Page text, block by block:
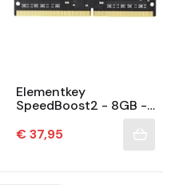
Elementkey
SpeedBoost2 - 8GB -
3200MHz - Extra Snel
- 3 Jaar Garantie -
Prijs
€ 37,95